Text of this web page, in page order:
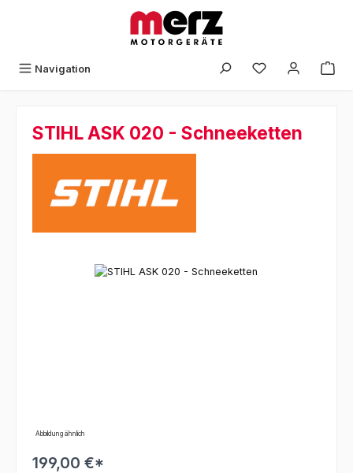
Navigation
STIHL ASK 020 - Schneeketten
Bildergalerie überspringen
Abbildung ähnlich
199,00 €*